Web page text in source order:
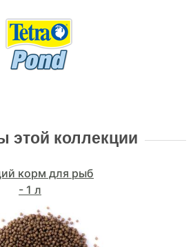
этой коллекции
корм для рыб
- 1 л